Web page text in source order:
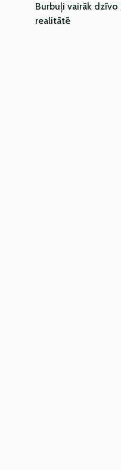
Burbuļi vairāk dzīvo
realitātē